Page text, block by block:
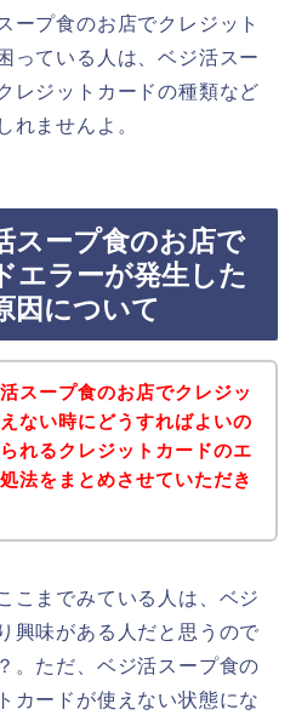
ープ食のお店でクレジット
っている人は、ベジ活スー
レジットカードの種類など
れませんよ。
スープ食のお店で
エラーが発生した
因について
スープ食のお店でクレジッ
ない時にどうすればよいの
れるクレジットカードのエ
法をまとめさせていただき
こまでみている人は、ベジ
興味がある人だと思うので
。ただ、ベジ活スープ食の
カードが使えない状態にな